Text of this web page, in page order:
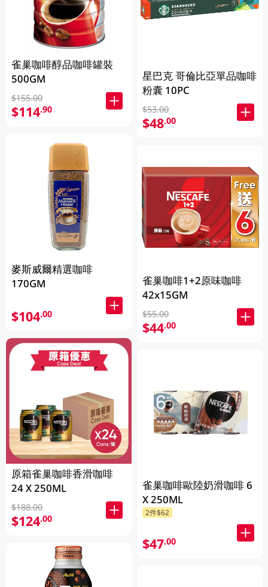
雀巢咖啡醇品咖啡罐裝
500GM
$155.00
$114.90
麥斯威爾精選咖啡
170GM
$104.00
原箱雀巢咖啡香滑咖啡
24 X 250ML
$188.00
$124.00
星巴克 哥倫比亞單品咖啡
粉囊 10PC
$53.00
$48.00
雀巢咖啡1+2原味咖啡
42x15GM
$55.00
$44.00
雀巢咖啡歐陸奶滑咖啡 6
X 250ML
2件$62
$47.00